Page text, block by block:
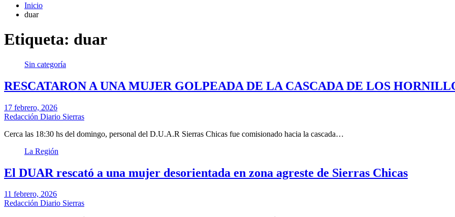
Inicio
duar
Etiqueta: duar
Sin categoría
RESCATARON A UNA MUJER GOLPEADA DE LA CASCADA DE LOS
17 febrero, 2026
Redacción Diario Sierras
Cerca las 18:30 hs del domingo, personal del D.U.A.R Sierras Chicas fue comisionado hacia la cascada…
La Región
El DUAR rescató a una mujer desorientada en zona agreste de Sierras Chicas
11 febrero, 2026
Redacción Diario Sierras